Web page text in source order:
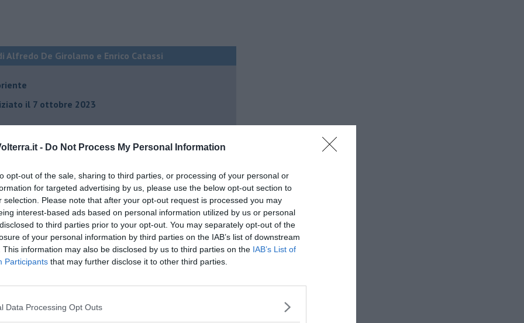
- Do Not Process My Personal Information
opt-out of the sale, sharing to third parties, or processing of your personal or
for targeted advertising by us, please use the below opt-out section to
selection. Please note that after your opt-out request is processed you may
interest-based ads based on personal information utilized by us or personal
to third parties prior to your opt-out. You may separately opt-out of the
of your personal information by third parties on the IAB’s list of downstream
This information may also be disclosed by us to third parties on the IAB’s List of
Participants that may further disclose it to other third parties.
Data Processing Opt Outs
Alfredo De Girolamo e Enrico Catassi
il 7 ottobre 2023
per l'Italia
spesa
e la Brexit
futuro di Erdoğan